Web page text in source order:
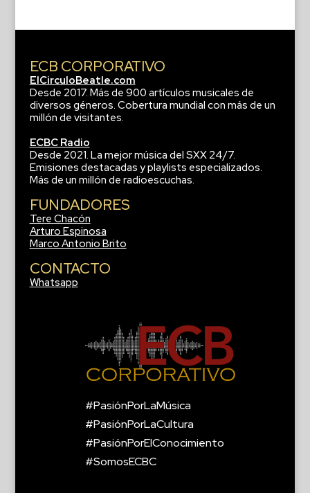
ECB CORPORATIVO
ElCirculoBeatle.com
Desde 2017. Más de 900 artículos musicales de
diversos géneros. Cobertura mundial con más de un
millón de visitantes.
ECBC Radio
Desde 2021. La mejor música del SXX 24/7.
Emisiones destacadas y playlists especializados.
Más de un millón de radioescuchas.
FUNDADORES
Tere Chacón
Arturo Espinosa
Marco Antonio Brito
CONTACTO
Whatsapp
#PasiónPorLaMúsica
#PasiónPorLaCultura
#PasiónPorElConocimiento
#SomosECBC